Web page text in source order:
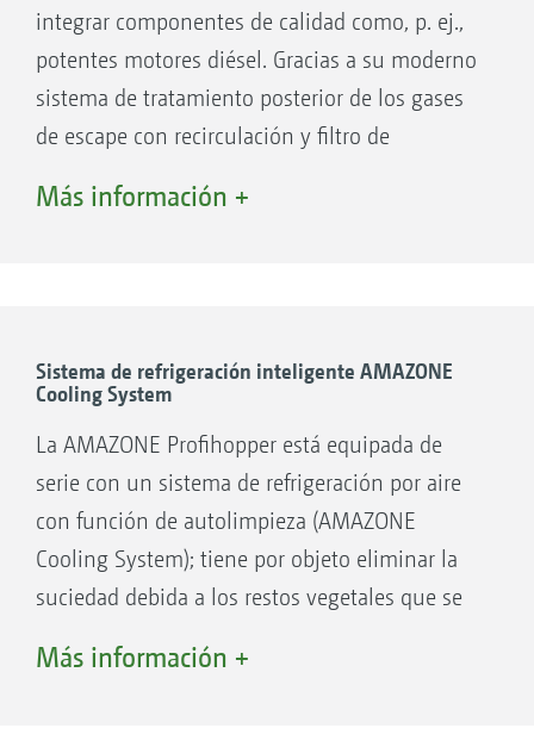
integrar componentes de calidad como, p. ej.,
potentes motores diésel. Gracias a su moderno
sistema de tratamiento posterior de los gases
de escape con recirculación y filtro de
DEF (Diesel Exhaust Fluid).
Más información +
Sistema de refrigeración inteligente AMAZONE
Cooling System
La AMAZONE Profihopper está equipada de
serie con un sistema de refrigeración por aire
con función de autolimpieza (AMAZONE
Cooling System); tiene por objeto eliminar la
suciedad debida a los restos vegetales que se
principalmente durante el mullido.
Más información +